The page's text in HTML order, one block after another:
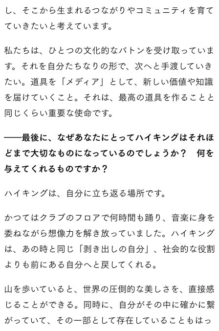
し、そこから生まれるつながりやコミュニティを育て
ていきたいと考えています。
私たちは、ひとつの文化的なバトンを受け取っていま
す。それを自分たちなりの形で、次へと手渡していき
たい。道具を「メディア」として、新しい価値や知識
を届けていくこと。それは、最高の道具を作ることと
同じくらい重要な使命です。
――最後に、なぜあなたにとってハイキングはそれほ
どまで大切なものになっているのでしょうか？ 何を
与えてくれるものですか？
ハイキングは、自分に立ち返る場所です。
かつてはクラブのフロアで何時間も踊り、音楽に身を
委ねながら想像力を解き放っていました。ハイキング
は、あの時と同じ「剥き出しの自分」、社会的な役割
よりも前にある自分へと戻してくれる。
山を歩いていると、世界の圧倒的な美しさを、直接感
じることができる。同時に、自分がその中に確かに繋
がっていて、その一部として存在していることもはっ